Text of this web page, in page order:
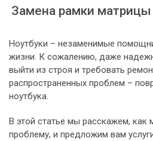
Замена рамки матрицы
Ноутбуки – незаменимые
жизни. К сожалению, даже
выйти из строя и требовать
распространенных проблем –
ноутбука.
В этой статье мы расскажем, как
проблему, и предложим вам